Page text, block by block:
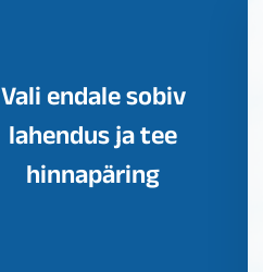
Vali endale sobiv
lahendus ja tee
hinnapäring